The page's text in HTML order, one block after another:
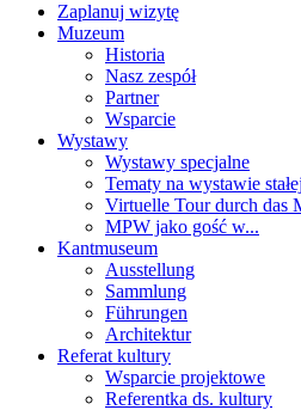
Zaplanuj wizytę
Muzeum
Historia
Nasz zespół
Partner
Wsparcie
Wystawy
Wystawy specjalne
Tematy na wystawie stałej
Virtuelle Tour durch das
MPW jako gość w...
Kantmuseum
Ausstellung
Sammlung
Führungen
Architektur
Referat kultury
Wsparcie projektowe
Referentka ds. kultury